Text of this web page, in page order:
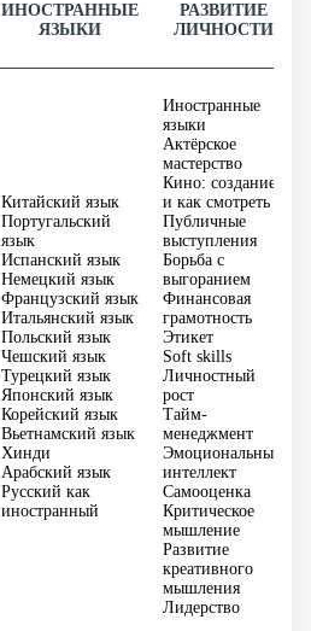
ИНОСТРАННЫЕ
ЯЗЫКИ
РАЗВИТИЕ
ЛИЧНОСТИ
Китайский язык
Португальский
язык
Испанский язык
Немецкий язык
Французский язык
Итальянский язык
Польский язык
Чешский язык
Турецкий язык
Японский язык
Корейский язык
Вьетнамский язык
Хинди
Арабский язык
Русский как
иностранный
Иностранные
языки
Актёрское
мастерство
Кино: создание
и как смотреть
Публичные
выступления
Борьба с
выгоранием
Финансовая
грамотность
Этикет
Soft skills
Личностный
рост
Тайм-
менеджмент
Эмоциональный
интеллект
Самооценка
Критическое
мышление
Развитие
креативного
мышления
Лидерство